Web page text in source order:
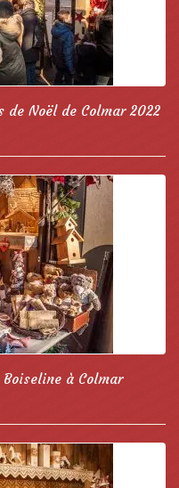
de Noël de Colmar 2022
à Colmar